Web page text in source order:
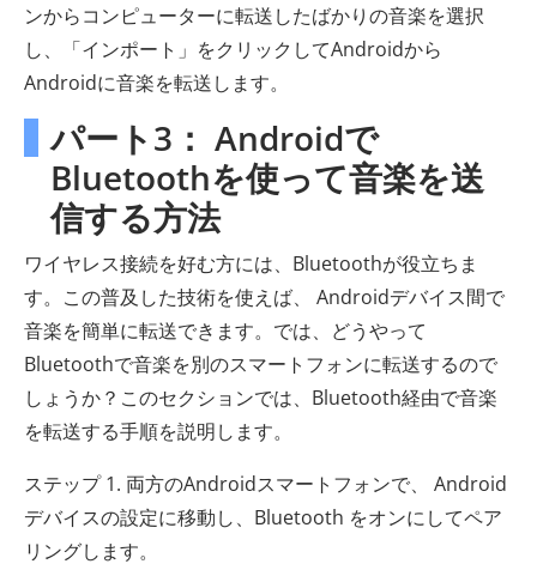
ンからコンピューターに転送したばかりの音楽を選択
し、「インポート」をクリックしてAndroidから
Androidに音楽を転送します。
パート3： Androidで
Bluetoothを使って音楽を送
信する方法
ワイヤレス接続を好む方には、Bluetoothが役立ちま
す。この普及した技術を使えば、 Androidデバイス間で
音楽を簡単に転送できます。では、どうやって
Bluetoothで音楽を別のスマートフォンに転送するので
しょうか？このセクションでは、Bluetooth経由で音楽
を転送する手順を説明します。
ステップ 1. 両方のAndroidスマートフォンで、 Android
デバイスの設定に移動し、Bluetooth をオンにしてペア
リングします。